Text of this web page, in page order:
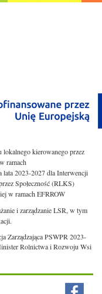
lokalnego kierowanego przez
ramach
lata 2023-2027 dla Interwencji
Społeczność (RLKS)
w ramach EFRROW
i zarządzanie LSR, w tym
Zarządzająca PSWPR 2023-
Rolnictwa i Rozwoju Wsi